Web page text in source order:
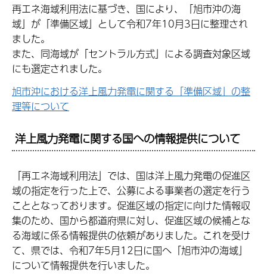
再エネ海域利用法に基づき、国により、「旭市沖の海
域」が「準備区域」として令和7年10月3日に整理され
ました。
また、同海域が「セントラル方式」による調査対象区域
にも選定されました。
旭市沖における洋上風力発電に関する「準備区域」の整
理等について
洋上風力発電に関する国への情報提供について
「再エネ海域利用法」では、国は洋上風力発電の促進区
域の指定を行った上で、公募による事業者の選定を行う
こととなっております。促進区域の指定に向けた情報収
集のため、国から都道府県に対し、促進区域の候補とな
る海域に係る情報提供の依頼がありました。これを受け
て、県では、令和7年5月12日に国へ「旭市沖の海域」
について情報提供を行いました。